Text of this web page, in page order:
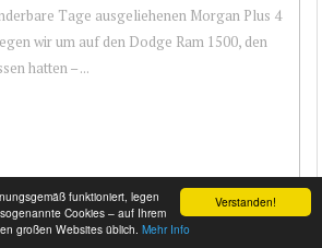
Verstanden!
funktioniert, legen
Cookies – auf Ihrem
großen Websites üblich. Mehr Info
Tage ausgeliehenen Morgan Plus 4
wir um auf den Dodge Ram 1500, den
hatten – ...